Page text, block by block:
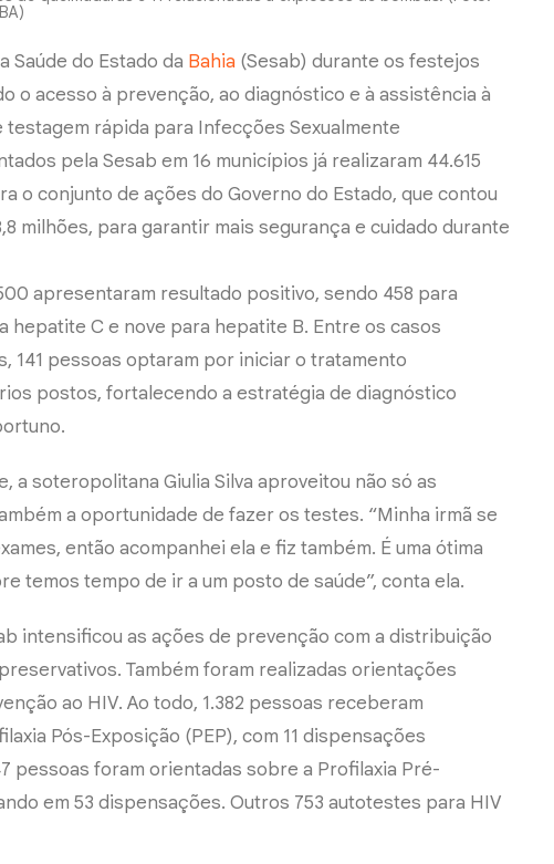
Saúde do Estado da Bahia (Sesab) durante os festejos
o acesso à prevenção, ao diagnóstico e à assistência à
rápida para Infecções Sexualmente
pela Sesab em 16 municípios já realizaram 44.615
o conjunto de ações do Governo do Estado, que contou
milhões, para garantir mais segurança e cuidado durante
apresentaram resultado positivo, sendo 458 para
hepatite C e nove para hepatite B. Entre os casos
141 pessoas optaram por iniciar o tratamento
postos, fortalecendo a estratégia de diagnóstico
a soteropolitana Giulia Silva aproveitou não só as
a oportunidade de fazer os testes. “Minha irmã se
então acompanhei ela e fiz também. É uma ótima
temos tempo de ir a um posto de saúde”, conta ela.
intensificou as ações de prevenção com a distribuição
Também foram realizadas orientações
ao HIV. Ao todo, 1.382 pessoas receberam
Pós-Exposição (PEP), com 11 dispensações
pessoas foram orientadas sobre a Profilaxia Pré-
em 53 dispensações. Outros 753 autotestes para HIV